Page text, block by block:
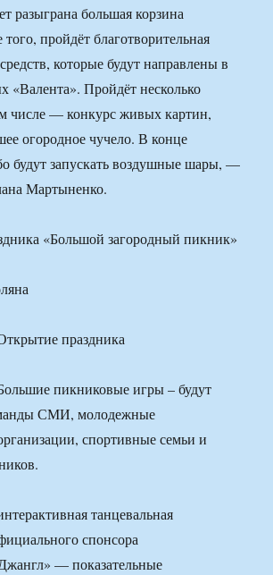
разыграна большая корзина
пройдёт благотворительная
которые будут направлены в
«Валента». Пройдёт несколько
числе — конкурс живых картин,
огородное чучело. В конце
будут запускать воздушные шары, —
Мартыненко.
«Большой загородный пикник»
праздника
пикниковые игры – будут
СМИ, молодежные
спортивные семьи и
танцевальная
спонсора
— показательные